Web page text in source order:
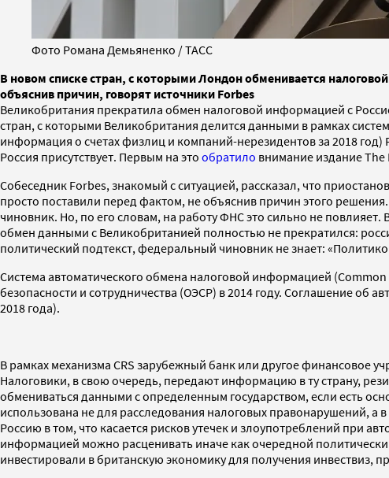
Фото Романа Демьяненко / ТАСС
В новом списке стран, с которыми Лондон обменивается
объяснив причин, говорят источники Forbes
Великобритания прекратила обмен налоговой информацией с
стран, с которыми Великобритания делится данными в рамках
информация о счетах физлиц и компаний-нерезидентов за 2018 год)
Россия присутствует. Первым на это обратило внимание издание The
Собеседник Forbes, знакомый с ситуацией, рассказал, что
просто поставили перед фактом, не объяснив причин этого
чиновник. Но, по его словам, на работу ФНС это сильно не
обмен данными с Великобританией полностью не прекратился:
политический подтекст, федеральный чиновник не знает:
Система автоматического обмена налоговой информацией
безопасности и сотрудничества (ОЭСР) в 2014 году. Соглашение об
2018 года).
В рамках механизма CRS зарубежный банк или другое финансовое
Налоговики, в свою очередь, передают информацию в ту страну,
обмениваться данными с определенным государством, если есть
использована не для расследования налоговых правонарушений, а
Россию в том, что касается рисков утечек и злоупотреблений при
информацией можно расценивать иначе как очередной
инвестировали в британскую экономику для получения инвествиз,